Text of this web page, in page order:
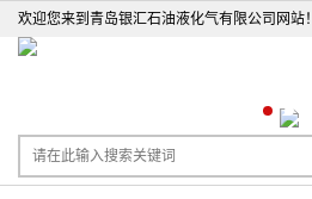
欢迎您来到青岛银汇石油液化气有限公司网站！